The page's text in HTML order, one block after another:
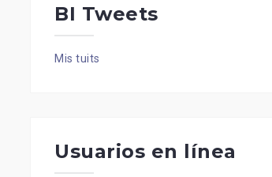
BI Tweets
Mis tuits
Usuarios en línea